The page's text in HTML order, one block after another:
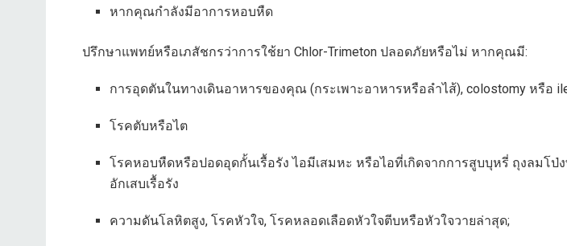
หากคุณกำลังมีอาการหอบหืด
ปรึกษาแพทย์หรือเภสัชกรว่าการใช้ยา Chlor-Trimeton ปลอดภัยหรือไม่ หากคุณมี:
การอุดตันในทางเดินอาหารของคุณ (กระเพาะอาหารหรือลำไส้), colostomy หรือ
โรคตับหรือไต
โรคหอบหืดหรือปอดอุดกั้นเรื้อรัง ไอมีเสมหะ หรือไอที่เกิดจากการสูบบุหรี่ ถุงลมโป่
อักเสบเรื้อรัง
ความดันโลหิตสูง, โรคหัวใจ, โรคหลอดเลือดหัวใจตีบหรือหัวใจวายล่าสุด;